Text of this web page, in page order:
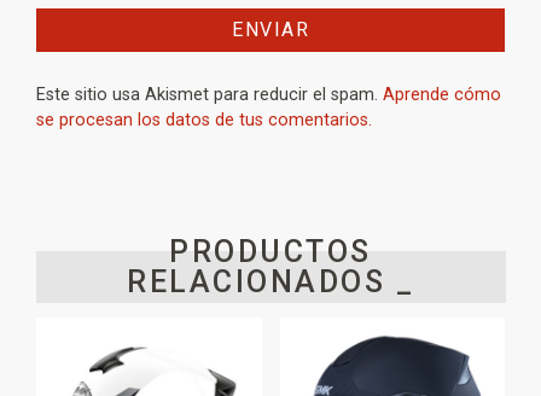
Este sitio usa Akismet para reducir el spam. Aprende cómo
se procesan los datos de tus comentarios.
PRODUCTOS
RELACIONADOS _